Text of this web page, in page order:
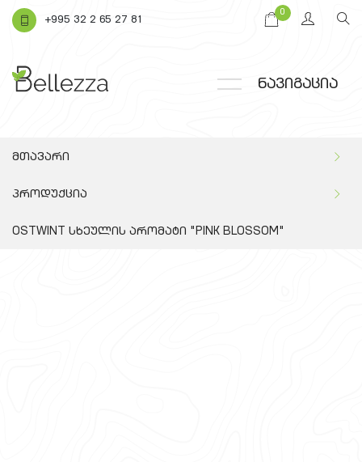
+995 32 2 65 27 81
0
ნავიგაცია
მთავარი
პროდუქცია
OSTWINT სხეულის არომატი "PINK BLOSSOM"